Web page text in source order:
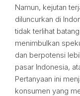
Namun, kejutan
diluncurkan di
tidak terlihat
menimbulkan
dan berpotensi
pasar Indonesia,
Pertanyaan ini
konsumen yang